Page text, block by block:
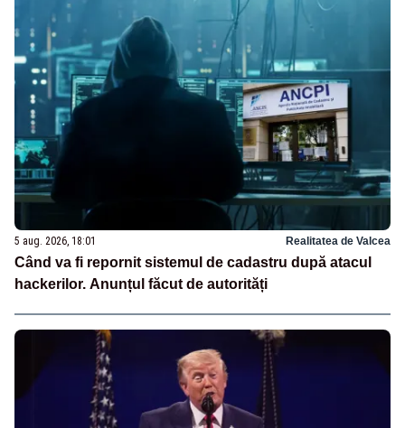
5 aug. 2026, 18:01 Realitatea de Valcea
Când va fi repornit sistemul de cadastru după atacul
hackerilor. Anunțul făcut de autorități